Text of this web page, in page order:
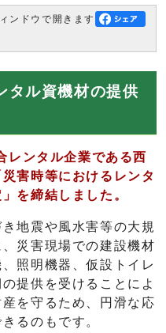
ンドウで開きます
タル資機材の提供
レンタル企業である西
害時等におけるレンタ
を締結しました。
地震や風水害等の大規
災害現場での建設機材
照明機器、仮設トイレ
提供を受けることによ
を守るため、円滑な応
るのもです。